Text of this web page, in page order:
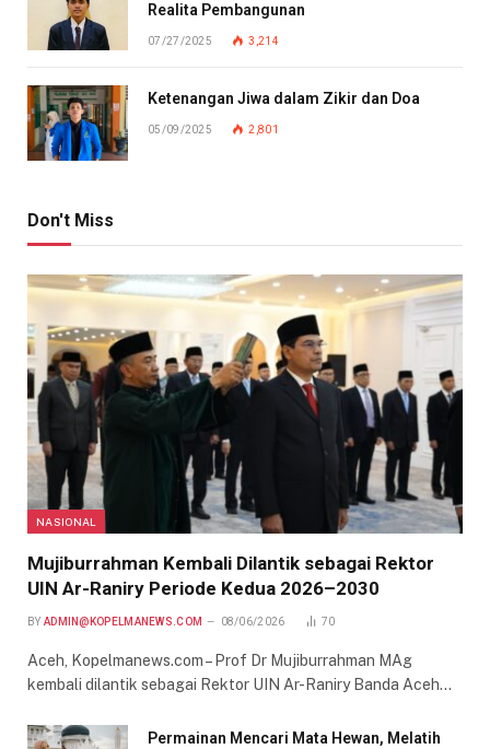
Realita Pembangunan
07/27/2025 3,214
Ketenangan Jiwa dalam Zikir dan Doa
05/09/2025 2,801
Don't Miss
NASIONAL
Mujiburrahman Kembali Dilantik sebagai Rektor
UIN Ar-Raniry Periode Kedua 2026–2030
BY ADMIN@KOPELMANEWS.COM 08/06/2026 70
Aceh, Kopelmanews.com – Prof Dr Mujiburrahman MAg
kembali dilantik sebagai Rektor UIN Ar-Raniry Banda Aceh…
Permainan Mencari Mata Hewan, Melatih